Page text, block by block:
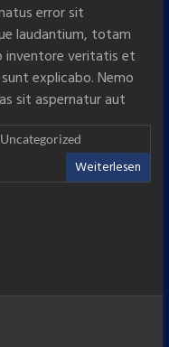
error sit
laudantium, totam
inventore veritatis et
explicabo. Nemo
sit aspernatur aut
Uncategorized
Weiterlesen